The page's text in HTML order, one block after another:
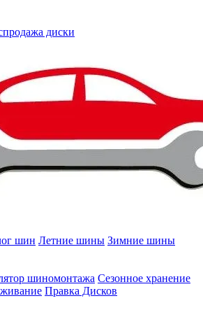
диски
шин Летние шины Зимние шины
шиномонтажа Сезонное хранение
Правка Дисков